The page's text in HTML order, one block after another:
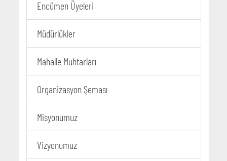
Encümen Üyeleri
Müdürlükler
Mahalle Muhtarları
Organizasyon Şeması
Misyonumuz
Vizyonumuz